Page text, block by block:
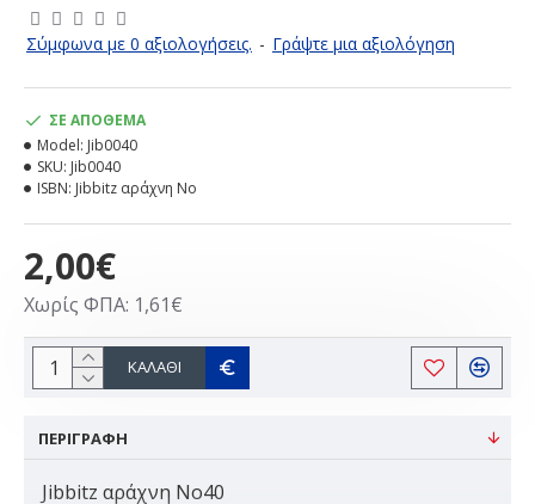
Σύμφωνα με 0 αξιολογήσεις. - Γράψτε μια αξιολόγηση
2,00€
Χωρίς ΦΠΑ: 1,61€
ΣΕ ΑΠΌΘΕΜΑ
Model: Jib0040
SKU: Jib0040
ISBN: Jibbitz αράχνη Νο
ΚΑΛΆΘΙ
ΠΕΡΙΓΡΑΦΗ
Jibbitz αράχνη Νο40